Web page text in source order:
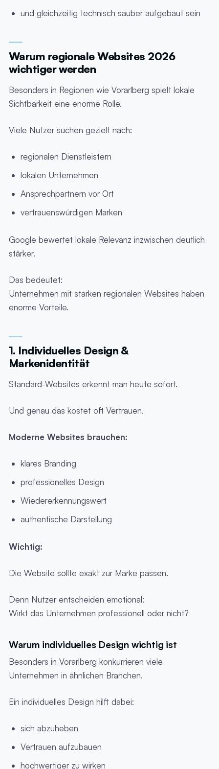
und gleichzeitig technisch sauber aufgebaut sein
Warum regionale Websites 2026
wichtiger werden
Besonders in Regionen wie Vorarlberg spielt lokale
Sichtbarkeit eine enorme Rolle.
Viele Nutzer suchen gezielt nach:
regionalen Dienstleistern
lokalen Unternehmen
Ansprechpartnern vor Ort
vertrauenswürdigen Marken
Google bewertet lokale Relevanz inzwischen deutlich
stärker.
Das bedeutet:
Unternehmen mit starken regionalen Websites haben
enorme Vorteile.
1. Individuelles Design &
Markenidentität
Standard-Websites erkennt man heute sofort.
Und genau das kostet oft Vertrauen.
Moderne Websites brauchen:
klares Branding
professionelles Design
Wiedererkennungswert
authentische Darstellung
Wichtig:
Die Website sollte exakt zur Marke passen.
Denn Nutzer entscheiden emotional:
Wirkt das Unternehmen professionell oder nicht?
Warum individuelles Design wichtig ist
Besonders in Vorarlberg konkurrieren viele
Unternehmen in ähnlichen Branchen.
Ein individuelles Design hilft dabei:
sich abzuheben
Vertrauen aufzubauen
hochwertiger zu wirken